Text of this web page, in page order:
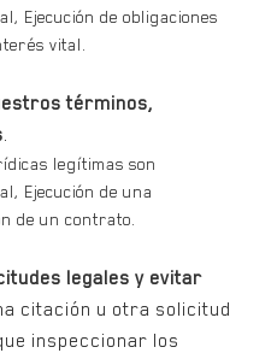
Ejecución de obligaciones
vital.
términos,
.
legítimas son
Ejecución de una
de un contrato.
legales y evitar
citación u otra solicitud
inspeccionar los